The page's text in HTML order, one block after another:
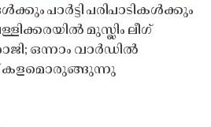
പാർട്ടി പരിപാടികൾക്കും
മുസ്ലിം ലീഗ്
ഒന്നാം വാർഡിൽ
കളമൊരുങ്ങുന്നു